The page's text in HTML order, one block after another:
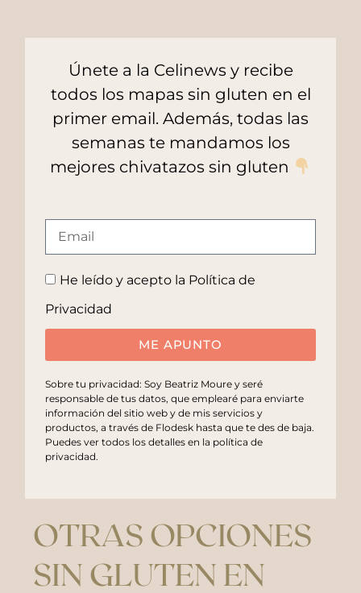
Únete a la Celinews y recibe
todos los mapas sin gluten en el
primer email. Además, todas las
semanas te mandamos los
mejores chivatazos sin gluten
He leído y acepto la Política de
Privacidad
ME APUNTO
Sobre tu privacidad: Soy Beatriz Moure y seré
responsable de tus datos, que emplearé para enviarte
información del sitio web y de mis servicios y
productos, a través de Flodesk hasta que te des de baja.
Puedes ver todos los detalles en la política de
privacidad.
OTRAS OPCIONES
SIN GLUTEN EN